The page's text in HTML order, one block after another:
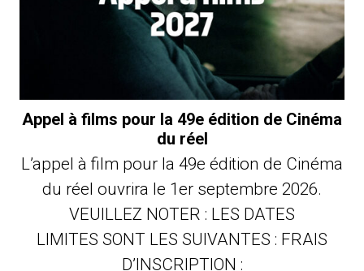
Appel à films pour la 49e édition de Cinéma
du réel
L’appel à film pour la 49e édition de Cinéma
du réel ouvrira le 1er septembre 2026.
VEUILLEZ NOTER : LES DATES
LIMITES SONT LES SUIVANTES : FRAIS
D’INSCRIPTION :